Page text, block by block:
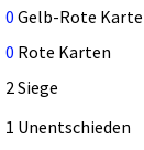
0 Gelb-Rote
0 Rote Karten
2 Siege
1 Unentschieden